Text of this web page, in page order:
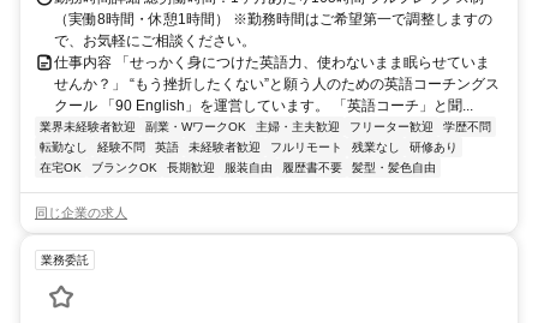
（実働8時間・休憩1時間） ※勤務時間はご希望第一で調整しますの
で、お気軽にご相談ください。
仕事内容 「せっかく身につけた英語力、使わないまま眠らせていま
せんか？」 “もう挫折したくない”と願う人のための英語コーチングス
クール 「90 English」を運営しています。 「英語コーチ」と聞...
業界未経験者歓迎 副業・WワークOK 主婦・主夫歓迎 フリーター歓迎
学歴不問
転勤なし
経験不問 英語 未経験者歓迎 フルリモート 残業なし
研修あり
在宅OK
ブランクOK 長期歓迎 服装自由 履歴書不要 髪型・髪色自由
同じ企業の求人
業務委託